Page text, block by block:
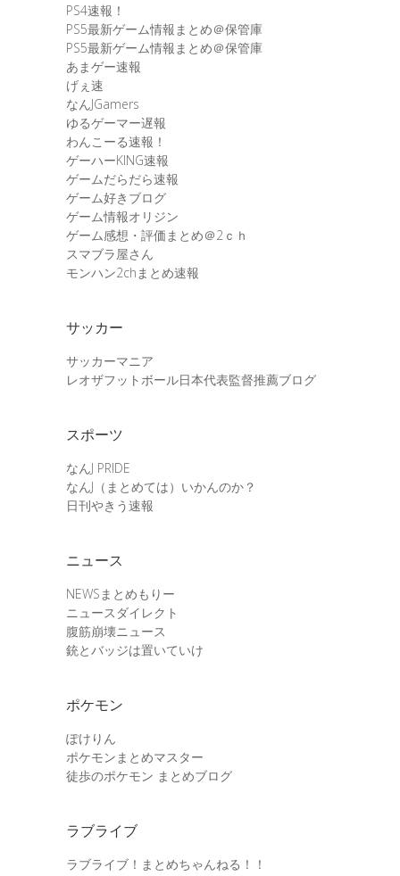
PS4速報！
PS5最新ゲーム情報まとめ＠保管庫
PS5最新ゲーム情報まとめ＠保管庫
あまゲー速報
げぇ速
なんJGamers
ゆるゲーマー遅報
わんこーる速報！
ゲーハーKING速報
ゲームだらだら速報
ゲーム好きブログ
ゲーム情報オリジン
ゲーム感想・評価まとめ＠2ｃｈ
スマブラ屋さん
モンハン2chまとめ速報
サッカー
サッカーマニア
レオザフットボール日本代表監督推薦ブログ
スポーツ
なんJ PRIDE
なんJ（まとめては）いかんのか？
日刊やきう速報
ニュース
NEWSまとめもりー
ニュースダイレクト
腹筋崩壊ニュース
銃とバッジは置いていけ
ポケモン
ぽけりん
ポケモンまとめマスター
徒歩のポケモン まとめブログ
ラブライブ
ラブライブ！まとめちゃんねる！！